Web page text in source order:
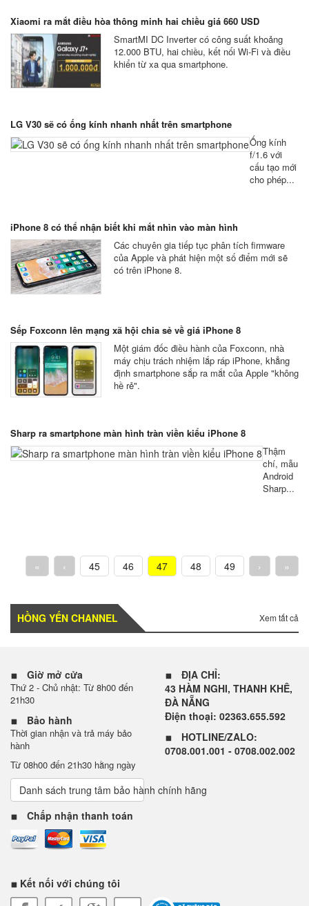
Xiaomi ra mắt điều hòa thông minh hai chiều giá 660 USD
SmartMI DC Inverter có công suất khoảng
12.000 BTU, hai chiều, kết nối Wi-Fi và điều
khiển từ xa qua smartphone.
LG V30 sẽ có ống kính nhanh nhất trên smartphone
Ống kính
f/1.6 với
cấu tạo mới
cho phép...
iPhone 8 có thể nhận biết khi mắt nhìn vào màn hình
Các chuyên gia tiếp tục phân tích firmware
của Apple và phát hiện một số điểm mới sẽ
có trên iPhone 8.
Sếp Foxconn lên mạng xã hội chia sẻ về giá iPhone 8
Một giám đốc điều hành của Foxconn, nhà
máy chịu trách nhiệm lắp ráp iPhone, khẳng
định smartphone sắp ra mắt của Apple "không
hề rẻ".
Sharp ra smartphone màn hình tràn viền kiểu iPhone 8
Thậm
chí, mẫu
Android
Sharp...
« ‹ 45 46 47 48 49 › »
HỒNG YẾN CHANNEL Xem tất cả
Giờ mở cửa
Thứ 2 - Chủ nhật: Từ 8h00 đến
21h30
Bảo hành
Thời gian nhận và trả máy bảo
hành
Từ 08h00 đến 21h30 hằng ngày
Danh sách trung tâm bảo hành chính hãng
Chấp nhận thanh toán
ĐỊA CHỈ:
43 HÀM NGHI, THANH KHÊ,
ĐÀ NẴNG
Điện thoại: 02363.655.592
HOTLINE/ZALO:
0708.001.001 - 0708.002.002
Kết nối với chúng tôi